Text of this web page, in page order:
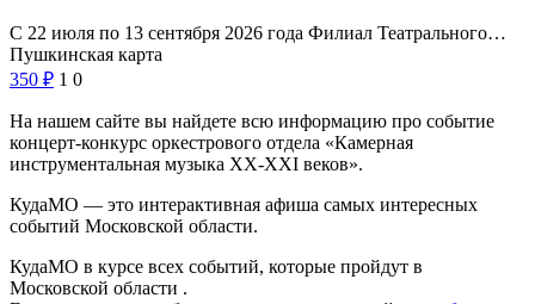
С 22 июля по 13 сентября 2026 года Филиал Театрального…
Пушкинская карта
350 ₽ 1 0
На нашем сайте вы найдете всю информацию про событие
концерт-конкурс оркестрового отдела «Камерная
инструментальная музыка XX-XXI веков».
КудаМО — это интерактивная афиша самых интересных
событий Московской области.
КудаМО в курсе всех событий, которые пройдут в
Московской области .